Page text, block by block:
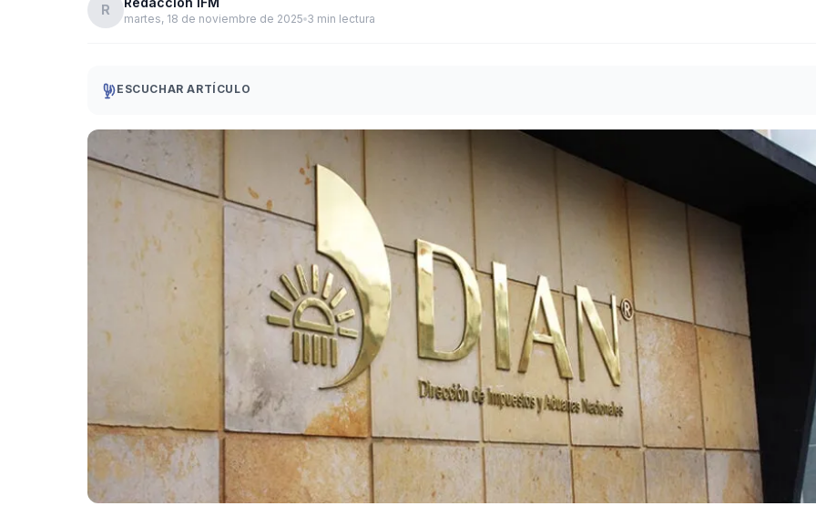
R
martes, 18 de noviembre de 2025 3 min lectura
ESCUCHAR ARTÍCULO